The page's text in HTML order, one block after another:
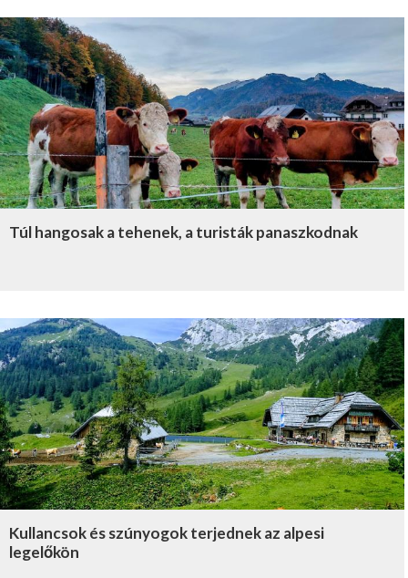
Túl hangosak a tehenek, a turisták panaszkodnak
Kullancsok és szúnyogok terjednek az alpesi
legelőkön